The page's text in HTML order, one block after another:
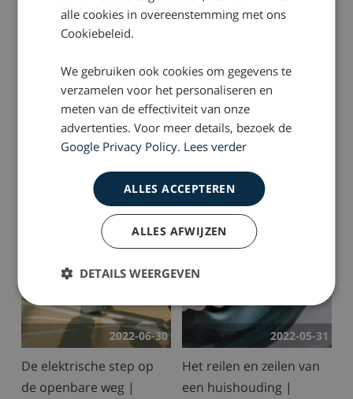
2022-10-27
Vertrouwen! | Column
BEREIKBAAR !! ?? |
Column
2022-06-30
De elektrische step op
de openbare weg |
2022-05-31
Het reilen en zeilen van
een huishouding |
alle cookies in overeenstemming met ons
Cookiebeleid.
We gebruiken ook cookies om gegevens te
verzamelen voor het personaliseren en
meten van de effectiviteit van onze
advertenties. Voor meer details, bezoek de
Google Privacy Policy. Lees verder
ALLES ACCEPTEREN
ALLES AFWIJZEN
DETAILS WEERGEVEN